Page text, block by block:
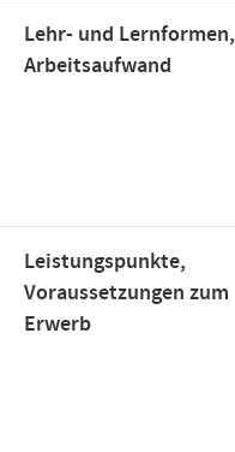
Lehr- und Lernformen,
Arbeitsaufwand
Leistungspunkte,
Voraussetzungen zum
Erwerb